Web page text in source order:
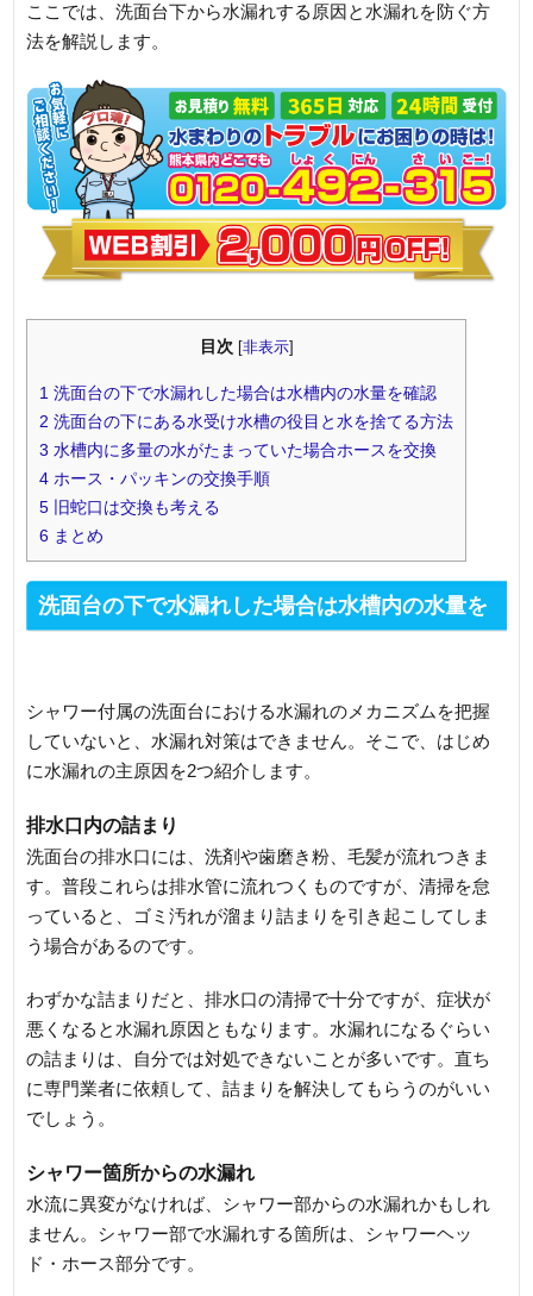
ここでは、洗面台下から水漏れする原因と水漏れを防ぐ方
法を解説します。
目次 [非表示]
1 洗面台の下で水漏れした場合は水槽内の水量を確認
2 洗面台の下にある水受け水槽の役目と水を捨てる方法
3 水槽内に多量の水がたまっていた場合ホースを交換
4 ホース・パッキンの交換手順
5 旧蛇口は交換も考える
6 まとめ
洗面台の下で水漏れした場合は水槽内の水量を
シャワー付属の洗面台における水漏れのメカニズムを把握
していないと、水漏れ対策はできません。そこで、はじめ
に水漏れの主原因を2つ紹介します。
排水口内の詰まり
洗面台の排水口には、洗剤や歯磨き粉、毛髪が流れつきま
す。普段これらは排水管に流れつくものですが、清掃を怠
っていると、ゴミ汚れが溜まり詰まりを引き起こしてしま
う場合があるのです。
わずかな詰まりだと、排水口の清掃で十分ですが、症状が
悪くなると水漏れ原因ともなります。水漏れになるぐらい
の詰まりは、自分では対処できないことが多いです。直ち
に専門業者に依頼して、詰まりを解決してもらうのがいい
でしょう。
シャワー箇所からの水漏れ
水流に異変がなければ、シャワー部からの水漏れかもしれ
ません。シャワー部で水漏れする箇所は、シャワーヘッ
ド・ホース部分です。